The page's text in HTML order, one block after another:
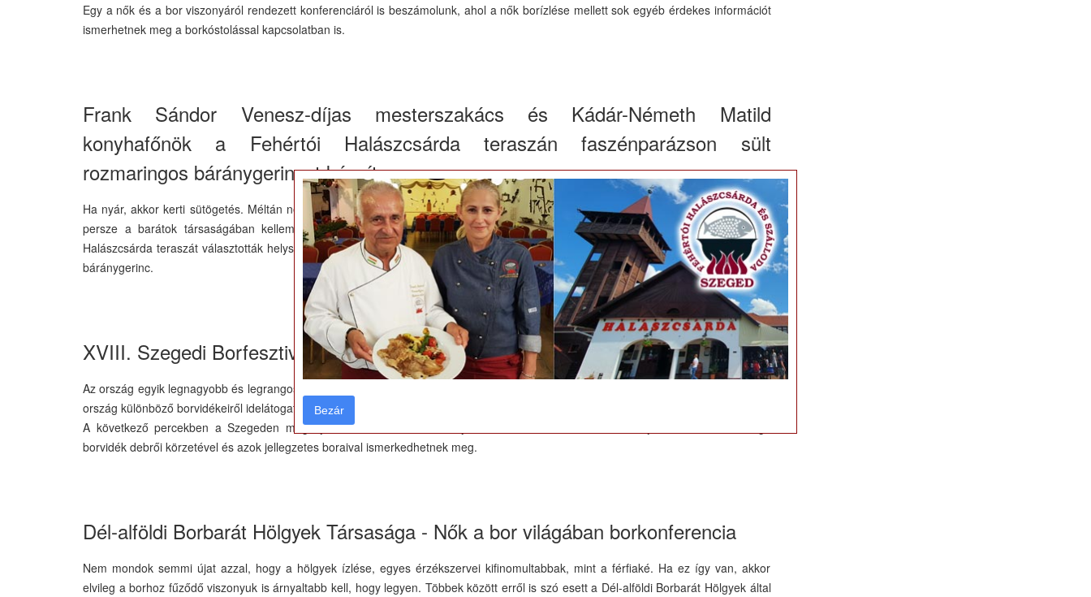
Egy a nők és a bor viszonyáról rendezett konferenciáról is beszámolunk, ahol a nők borízlése mellett sok egyéb érdekes információt
ismerhetnek meg a borkóstolással kapcsolatban is.
Frank Sándor Venesz-díjas mesterszakács és Kádár-Németh Matild
konyhafőnök a Fehértói Halászcsárda teraszán faszénparázson sült
rozmaringos báránygerincet készít.
Ha nyár, akkor kerti sütögetés. Méltán népszerű ez a kikapcsolódási forma, hisz a szabadban, grillen sült ételek, jó borok, sörök és
persze a barátok társaságában kellemesen telik az idő. Frank Sándor és Kádár-Németh Matild mesterszakácsok a Fehértói
Halászcsárda teraszát választották helyszínül. Az étel pedig, aminek az elkészítését bemutatják, a faszénparázson sült rozmaringos
báránygerinc.
XVIII. Szegedi Borfesztivál - Varsányi Pincészet
Az ország egyik legnagyobb és legrangosabb gasztronómiai eseménye a Szegedi Borfesztivál. A májusi rendezvényen számtalan, az
ország különböző borvidékeiről idelátogató borászattal készítettünk riportot.
A következő percekben a Szegeden még újoncnak számító, de már jelentős múlttal rendelkező Varsányi Pincészettel, az Egri
borvidék debrői körzetével és azok jellegzetes boraival ismerkedhetnek meg.
Dél-alföldi Borbarát Hölgyek Társasága - Nők a bor világában borkonferencia
Nem mondok semmi újat azzal, hogy a hölgyek ízlése, egyes érzékszervei kifinomultabbak, mint a férfiaké. Ha ez így van, akkor
elvileg a borhoz fűződő viszonyuk is árnyaltabb kell, hogy legyen. Többek között erről is szó esett a Dél-alföldi Borbarát Hölgyek által
×
Bezár
Bezár